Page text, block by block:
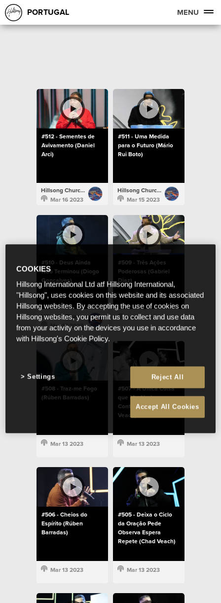
PORTUGAL MENU
#512 - Sementes de
Avivamento (Daniel
Arci)
Hillsong Church Portugal
Mar 16 2023
#511 - Uma Medida
para o Futuro (Mário
Rui Boto)
Hillsong Church Portugal
Mar 15 2023
#510 - Deus Ainda
Não Terminou (Diogo
Gonçalves)
Hillsong Church Portugal
Mar 13 2023
#509 - Três Ações
Poderosas (Gabriel
Diaz)
Mar 13 2023
#508 - Traz-me Fogo
(Rúben Barradas)
Mar 13 2023
#507 - A Única Coisa
que Me Ajuda a
Continuar (Chad
Veach)
Mar 13 2023
#506 - Cheios do
Espírito (Rúben
Barradas)
Mar 13 2023
#505 - Deixa o Ciclo
da Oração Pede
Observa Espera
Repete (Chad Veach)
Mar 13 2023
COOKIES
Hillsong International Ltd atf Hillsong International,
"Hillsong", uses cookies on this website and its associated
Hillsong websites. By accepting the use of cookies on
Hillsong websites, you permit us to collect and use data
from your activity on the devices you use in accordance
with Hillsong's Cookie Policy.
Reject All
Accept All Cookies
Settings